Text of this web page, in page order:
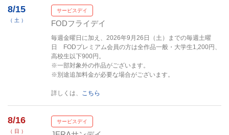
8/15
（ 土 ）
サービスデイ
FODフライデイ
毎週金曜日に加え、2026年9月26日（土）までの毎週土曜
日 FODプレミアム会員の方は全作品一般・大学生1,200円、
高校生以下900円。
※一部対象外の作品がございます。
※別途追加料金が必要な場合がございます。
詳しくは、 こちら
8/16
（ 日 ）
サービスデイ